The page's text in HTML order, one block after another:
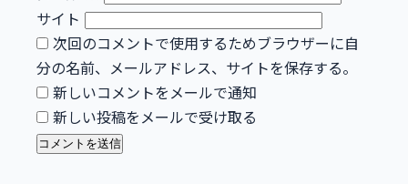
サイト
次回のコメントで使用するためブラウザーに自
分の名前、メールアドレス、サイトを保存する。
新しいコメントをメールで通知
新しい投稿をメールで受け取る